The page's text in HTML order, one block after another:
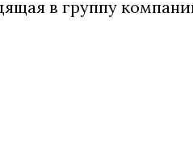
в группу